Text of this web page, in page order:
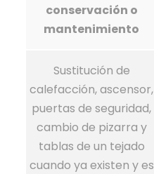
conservación o
mantenimiento
Sustitución de
calefacción, ascensor,
puertas de seguridad,
cambio de pizarra y
tablas de un tejado
cuando ya existen y es